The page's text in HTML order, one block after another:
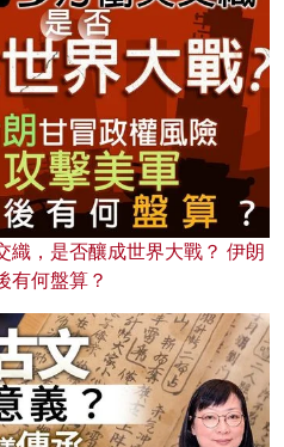
織，是否釀成世界大戰？ 伊朗
有何盤算？